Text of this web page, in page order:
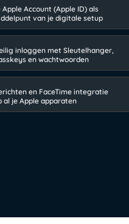
Apple Account (Apple ID) als
van je digitale setup
inloggen met Sleutelhanger,
en wachtwoorden
en FaceTime integratie
al je Apple apparaten